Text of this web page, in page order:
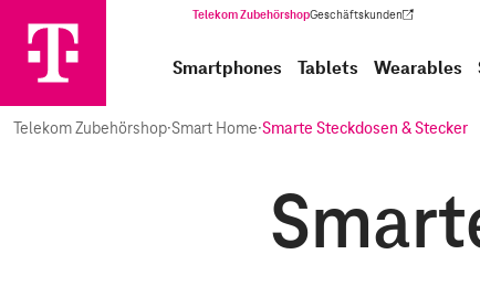
Telekom ZubehörshopGeschäftskunden
(Wird in einem neuen Tab
Smartphones Tablets Wearables
Telekom Zubehörshop·Smart Home·Smarte Steckdosen & Stecker